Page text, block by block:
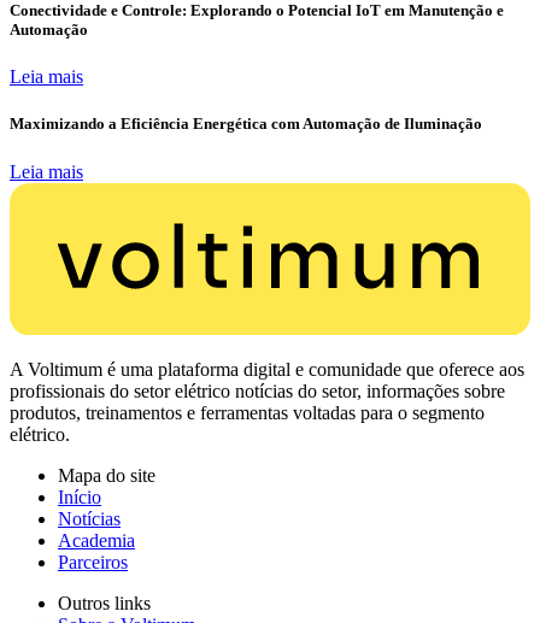
Conectividade e Controle: Explorando o Potencial IoT em Manutenção e
Automação
Leia mais
Maximizando a Eficiência Energética com Automação de Iluminação
Leia mais
A Voltimum é uma plataforma digital e comunidade que oferece aos
profissionais do setor elétrico notícias do setor, informações sobre
produtos, treinamentos e ferramentas voltadas para o segmento
elétrico.
Mapa do site
Início
Notícias
Academia
Parceiros
Outros links